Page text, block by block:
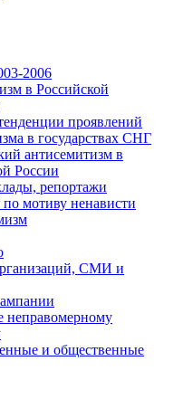
2006
в Российской
проявлений
в государствах СНГ
антисемитизм в
России
репортажи
мотиву ненависти
СМИ и
неправомерному
и общественные